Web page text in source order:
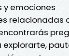
y emociones
relacionadas